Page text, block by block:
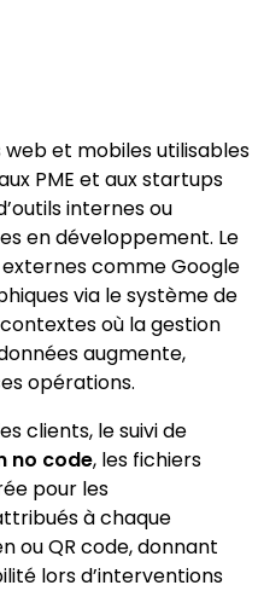
et mobiles utilisables
PME et aux startups
internes ou
en développement. Le
comme Google
via le système de
où la gestion
augmente,
opérations.
clients, le suivi de
no code, les fichiers
pour les
à chaque
ou QR code, donnant
lors d’interventions